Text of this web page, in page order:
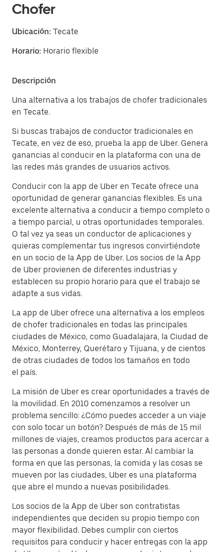
Chofer
Ubicación: Tecate
Horario: Horario flexible
Descripción
Una alternativa a los trabajos de chofer tradicionales
en Tecate.
Si buscas trabajos de conductor tradicionales en
Tecate, en vez de eso, prueba la app de Uber. Genera
ganancias al conducir en la plataforma con una de
las redes más grandes de usuarios activos.
Conducir con la app de Uber en Tecate ofrece una
oportunidad de generar ganancias flexibles. Es una
excelente alternativa a conducir a tiempo completo o
a tiempo parcial, u otras oportunidades temporales.
O tal vez ya seas un conductor de aplicaciones y
quieras complementar tus ingresos convirtiéndote
en un socio de la App de Uber. Los socios de la App
de Uber provienen de diferentes industrias y
establecen su propio horario para que el trabajo se
adapte a sus vidas.
La app de Uber ofrece una alternativa a los empleos
de chofer tradicionales en todas las principales
ciudades de México, como Guadalajara, la Ciudad de
México, Monterrey, Querétaro y Tijuana, y de cientos
de otras ciudades de todos los tamaños en todo
el país.
La misión de Uber es crear oportunidades a través de
la movilidad. En 2010 comenzamos a resolver un
problema sencillo: ¿Cómo puedes acceder a un viaje
con solo tocar un botón? Después de más de 15 mil
millones de viajes, creamos productos para acercar a
las personas a donde quieren estar. Al cambiar la
forma en que las personas, la comida y las cosas se
mueven por las ciudades, Uber es una plataforma
que abre el mundo a nuevas posibilidades.
Los socios de la App de Uber son contratistas
independientes que deciden su propio tiempo con
mayor flexibilidad. Debes cumplir con ciertos
requisitos para conducir y hacer entregas con la app